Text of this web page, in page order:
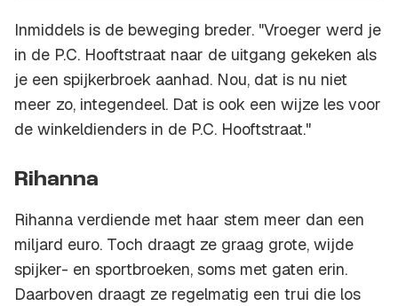
Inmiddels is de beweging breder. "Vroeger werd je
in de P.C. Hooftstraat naar de uitgang gekeken als
je een spijkerbroek aanhad. Nou, dat is nu niet
meer zo, integendeel. Dat is ook een wijze les voor
de winkeldienders in de P.C. Hooftstraat."
Rihanna
Rihanna verdiende met haar stem meer dan een
miljard euro. Toch draagt ze graag grote, wijde
spijker- en sportbroeken, soms met gaten erin.
Daarboven draagt ze regelmatig een trui die los